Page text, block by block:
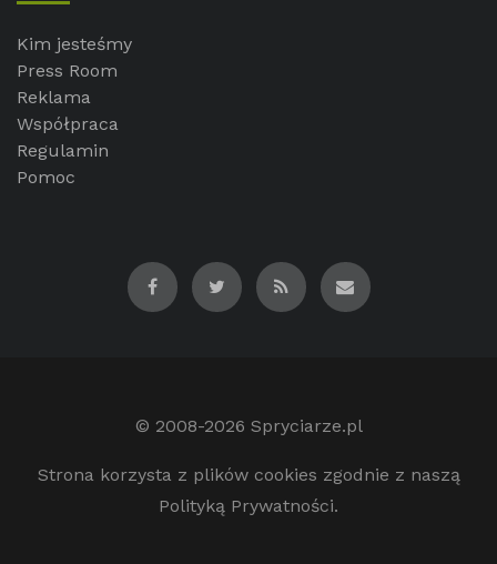
Kim jesteśmy
Press Room
Reklama
Współpraca
Regulamin
Pomoc
© 2008-2026 Spryciarze.pl
Strona korzysta z plików cookies zgodnie z naszą
Polityką Prywatności.